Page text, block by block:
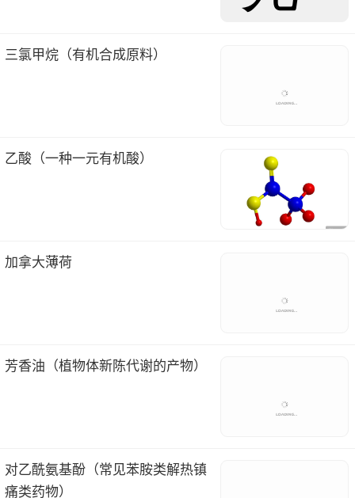
三氯甲烷（有机合成原料）
乙酸（一种一元有机酸）
加拿大薄荷
芳香油（植物体新陈代谢的产物）
对乙酰氨基酚（常见苯胺类解热镇
痛类药物）